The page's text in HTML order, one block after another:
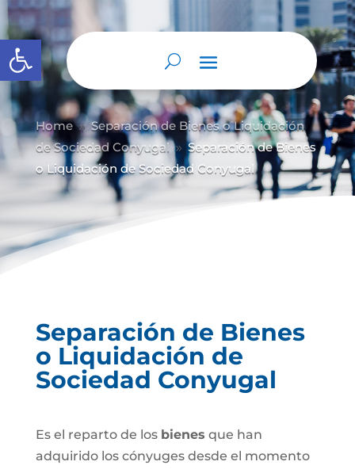
Abrir barra de herramientas
Home 9 Separación de Bienes o Liquidación
de Sociedad Conyugal 9 Separación de Bienes
o Liquidación de Sociedad Conyugal
Separación de Bienes
o Liquidación de
Sociedad Conyugal
Es el reparto de los bienes que han
adquirido los cónyuges desde el momento